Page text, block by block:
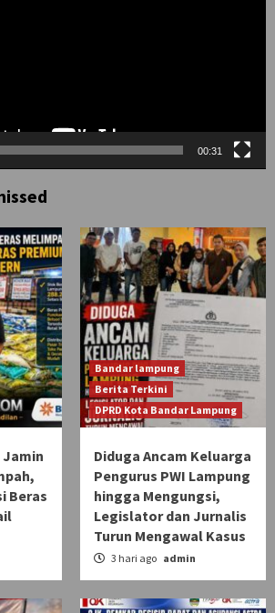
00:31
Jamin
Beras
Bandar lampung
Berita Terkini
DPRD Kota Bandar Lampung
Diduga Ancam Keluarga
Pengurus PWI Lampung
hingga Mengungsi,
Legislator dan Jurnalis
Turun Mengawal Kasus
3 hari ago admin